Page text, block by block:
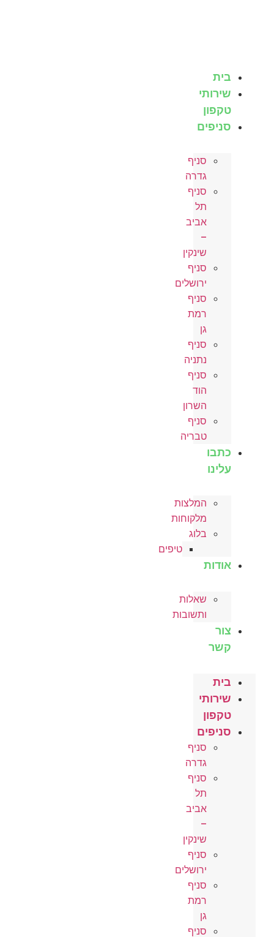
בית
שירותי
טקפון
סניפים
סניף
גדרה
סניף
תל
אביב
–
שינקין
סניף
ירושלים
סניף
רמת
גן
סניף
נתניה
סניף
הוד
השרון
סניף
טבריה
כתבו
עלינו
המלצות
מלקוחות
בלוג
טיפים
אודות
שאלות
ותשובות
צור
קשר
בית
שירותי
טקפון
סניפים
סניף
גדרה
סניף
תל
אביב
–
שינקין
סניף
ירושלים
סניף
רמת
גן
סניף